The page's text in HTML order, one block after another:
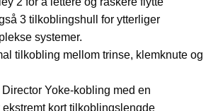
3 tilkoblingshull for ytterliger
systemer.
tilkobling mellom trinse, klemknute og
Yoke-kobling med en
kort tilkoblingslengde